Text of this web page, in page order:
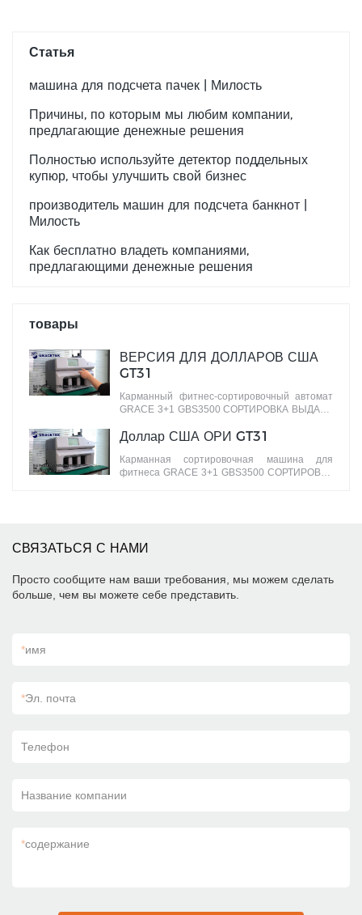
Статья
машина для подсчета пачек | Милость
Причины, по которым мы любим компании,
предлагающие денежные решения
Полностью используйте детектор поддельных
купюр, чтобы улучшить свой бизнес
производитель машин для подсчета банкнот |
Милость
Как бесплатно владеть компаниями,
предлагающими денежные решения
товары
ВЕРСИЯ ДЛЯ ДОЛЛАРОВ США
GT31
Карманный фитнес-сортировочный автомат
GRACE 3+1 GBS3500 СОРТИРОВКА ВЫДАЧИ
Доллар США ОРИ GT31
Карманная сортировочная машина для
фитнеса GRACE 3+1 GBS3500 СОРТИРОВКА
СВЯЗАТЬСЯ С НАМИ
Просто сообщите нам ваши требования, мы можем сделать
больше, чем вы можете себе представить.
*имя
*Эл. почта
Телефон
Название компании
*содержание